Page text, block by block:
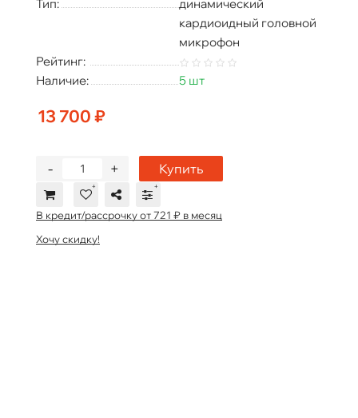
Тип:
динамический
кардиоидный головной
микрофон
Рейтинг:
Наличие:
5 шт
13 700 ₽
+
- Купить
В кредит/рассрочку от 721 ₽ в месяц
Хочу скидку!